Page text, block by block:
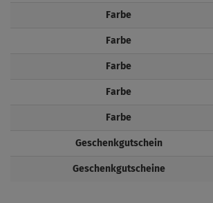
Farbe
Farbe
Farbe
Farbe
Farbe
Geschenkgutschein
Geschenkgutscheine